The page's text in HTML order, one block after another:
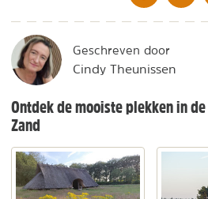
Geschreven door
Cindy Theunissen
Ontdek de mooiste plekken in
Zand